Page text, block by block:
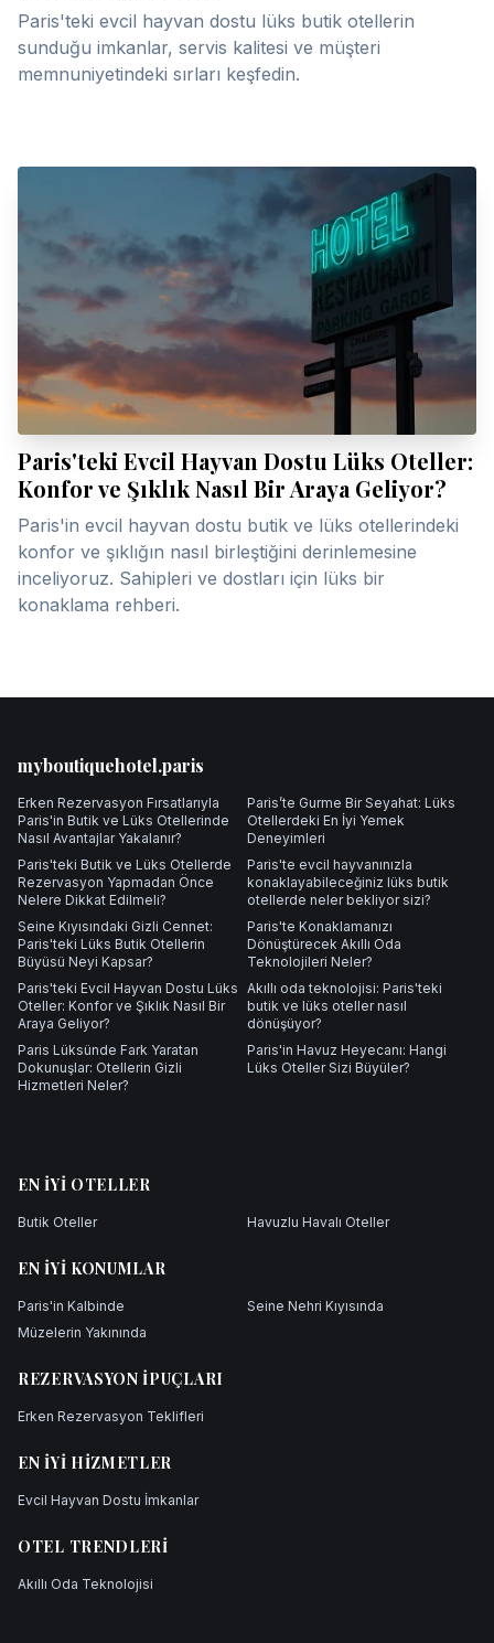
Paris'teki evcil hayvan dostu lüks butik otellerin
sunduğu imkanlar, servis kalitesi ve müşteri
memnuniyetindeki sırları keşfedin.
Paris'teki Evcil Hayvan Dostu Lüks Oteller:
Konfor ve Şıklık Nasıl Bir Araya Geliyor?
Paris'in evcil hayvan dostu butik ve lüks otellerindeki
konfor ve şıklığın nasıl birleştiğini derinlemesine
inceliyoruz. Sahipleri ve dostları için lüks bir
konaklama rehberi.
myboutiquehotel.paris
Erken Rezervasyon Fırsatlarıyla
Paris'in Butik ve Lüks Otellerinde
Nasıl Avantajlar Yakalanır?
Paris’te Gurme Bir Seyahat: Lüks
Otellerdeki En İyi Yemek
Deneyimleri
Paris'teki Butik ve Lüks Otellerde
Rezervasyon Yapmadan Önce
Nelere Dikkat Edilmeli?
Paris'te evcil hayvanınızla
konaklayabileceğiniz lüks butik
otellerde neler bekliyor sizi?
Seine Kıyısındaki Gizli Cennet:
Paris'teki Lüks Butik Otellerin
Büyüsü Neyi Kapsar?
Paris'te Konaklamanızı
Dönüştürecek Akıllı Oda
Teknolojileri Neler?
Paris'teki Evcil Hayvan Dostu Lüks
Oteller: Konfor ve Şıklık Nasıl Bir
Araya Geliyor?
Akıllı oda teknolojisi: Paris'teki
butik ve lüks oteller nasıl
dönüşüyor?
Paris Lüksünde Fark Yaratan
Dokunuşlar: Otellerin Gizli
Hizmetleri Neler?
Paris'in Havuz Heyecanı: Hangi
Lüks Oteller Sizi Büyüler?
EN İYI OTELLER
Butik Oteller Havuzlu Havalı Oteller
EN İYI KONUMLAR
Paris'in Kalbinde
Seine Nehri Kıyısında
Müzelerin Yakınında
REZERVASYON İPUÇLARI
Erken Rezervasyon Teklifleri
EN İYI HIZMETLER
Evcil Hayvan Dostu İmkanlar
OTEL TRENDLERI
Akıllı Oda Teknolojisi